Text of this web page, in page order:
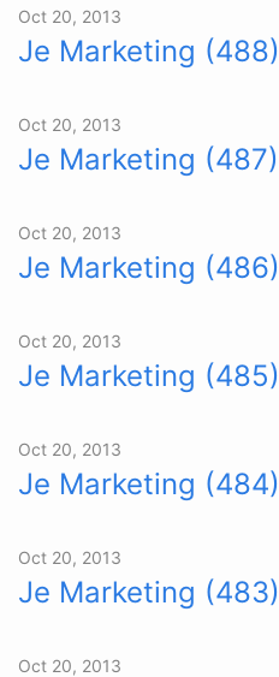
Oct 20, 2013
Je Marketing (488)
Oct 20, 2013
Je Marketing (487)
Oct 20, 2013
Je Marketing (486)
Oct 20, 2013
Je Marketing (485)
Oct 20, 2013
Je Marketing (484)
Oct 20, 2013
Je Marketing (483)
Oct 20, 2013